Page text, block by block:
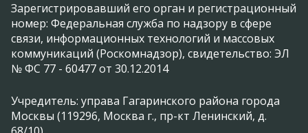
Зарегистрировавший его орган и регистрационный
номер: Федеральная служба по надзору в сфере
связи, информационных технологий и массовых
коммуникаций (Роскомнадзор), свидетельство: ЭЛ
№ ФС 77 - 60477 от 30.12.2014
Учредитель: управа Гагаринского района города
Москвы (119296, Москва г., пр-кт Ленинский, д.